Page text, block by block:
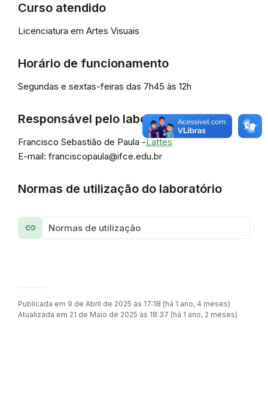
Curso atendido
Licenciatura em Artes Visuais
Horário de funcionamento
Segundas e sextas-feiras das 7h45 às 12h
Responsável pelo laboratório
Francisco Sebastião de Paula -Lattes
E-mail: franciscopaula@ifce.edu.br
Normas de utilização do laboratório
link Normas de utilização
Publicada em 9 de Abril de 2025 às 17:18 (há 1 ano, 4 meses)
Atualizada em 21 de Maio de 2025 às 18:37 (há 1 ano, 2 meses)